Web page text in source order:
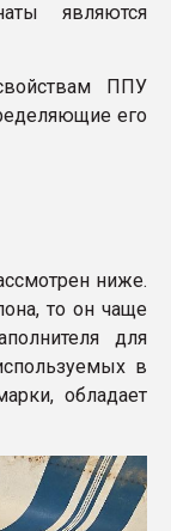
являются
ППУ
его
ниже.
то он чаще
для
в
обладает